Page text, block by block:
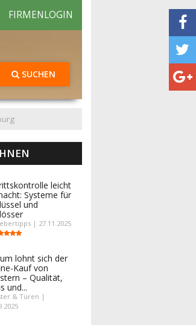
FIRMENLOGIN
SUCHEN
leicht
Systeme für
und
| 27.11.2025
lohnt sich der
Kauf von
– Qualität,
und...
& Türen |